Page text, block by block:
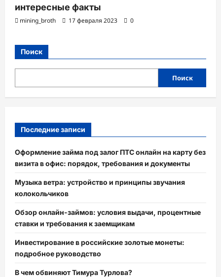
интересные факты
mining_broth 17 февраля 2023 0
Поиск
Поиск
Последние записи
Оформление займа под залог ПТС онлайн на карту без
визита в офис: порядок, требования и документы
Музыка ветра: устройство и принципы звучания
колокольчиков
Обзор онлайн-займов: условия выдачи, процентные
ставки и требования к заемщикам
Инвестирование в российские золотые монеты:
подробное руководство
В чем обвиняют Тимура Турлова?